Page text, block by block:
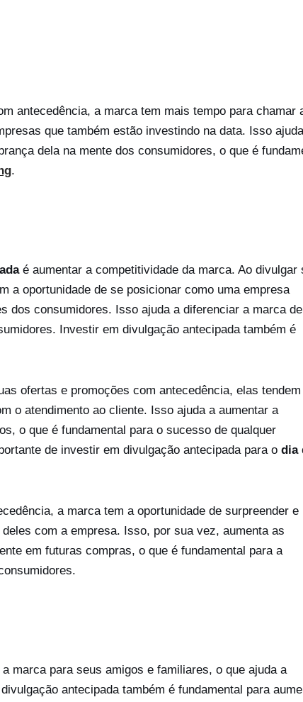
antecedência, a marca tem mais tempo para chamar
que também estão investindo na data. Isso
dela na mente dos consumidores, o que é
.
é aumentar a competitividade da marca. Ao divulgar
a oportunidade de se posicionar como uma empresa
dos consumidores. Isso ajuda a diferenciar a marca
Investir em divulgação antecipada também é
ofertas e promoções com antecedência, elas
o atendimento ao cliente. Isso ajuda a aumentar a
o que é fundamental para o sucesso de qualquer
de investir em divulgação antecipada para o dia
a marca tem a oportunidade de surpreender e
com a empresa. Isso, por sua vez, aumenta as
em futuras compras, o que é fundamental para a
marca para seus amigos e familiares, o que ajuda a
antecipada também é fundamental para